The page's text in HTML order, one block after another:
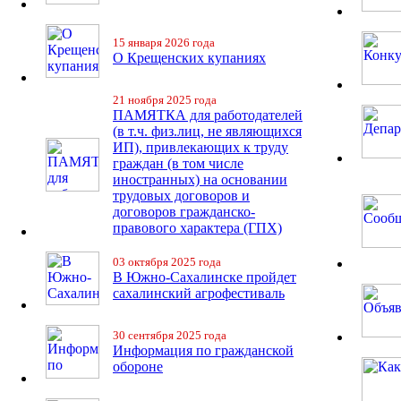
15 января 2026 года
О Крещенских купаниях
21 ноября 2025 года
ПАМЯТКА для работодателей
(в т.ч. физ.лиц, не являющихся
ИП), привлекающих к труду
граждан (в том числе
иностранных) на основании
трудовых договоров и
договоров гражданско-
правового характера (ГПХ)
03 октября 2025 года
В Южно-Сахалинске пройдет
сахалинский агрофестиваль
30 сентября 2025 года
Информация по гражданской
обороне